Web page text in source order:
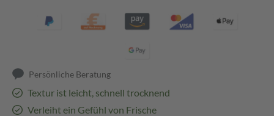
Persönliche Beratung
Textur ist leicht, schnell trocknend
Verleiht ein Gefühl von Frische